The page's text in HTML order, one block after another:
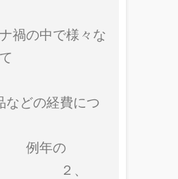
禍の中で様々な
どの経費につ
例年の
２、